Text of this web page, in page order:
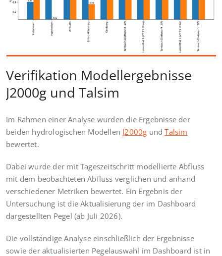
Verifikation Modellergebnisse
J2000g und Talsim
Im Rahmen einer Analyse wurden die Ergebnisse der
beiden hydrologischen Modellen J2000g undTalsim
bewertet.
Dabei wurde der mit Tageszeitschritt modellierte Abfluss
mit dem beobachteten Abfluss verglichen und anhand
verschiedener Metriken bewertet. Ein Ergebnis der
Untersuchung ist die Aktualisierung der im Dashboard
dargestellten Pegel (ab Juli 2026).
Die vollständige Analyse einschließlich der Ergebnisse
sowie der aktualisierten Pegelauswahl im Dashboard ist in